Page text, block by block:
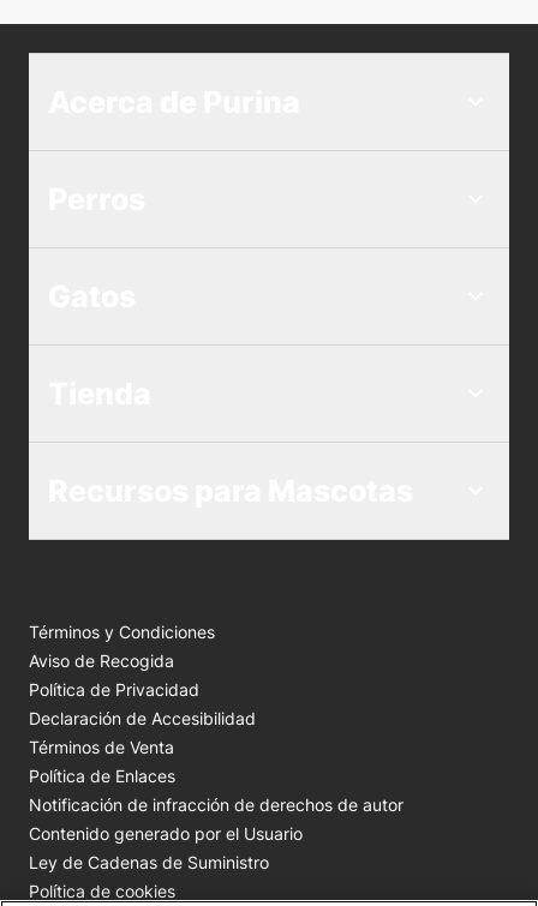
Términos y Condiciones
Aviso de Recogida
Política de Privacidad
Declaración de Accesibilidad
Términos de Venta
Política de Enlaces
Notificación de infracción de derechos de autor
Contenido generado por el Usuario
Ley de Cadenas de Suministro
Política de cookies